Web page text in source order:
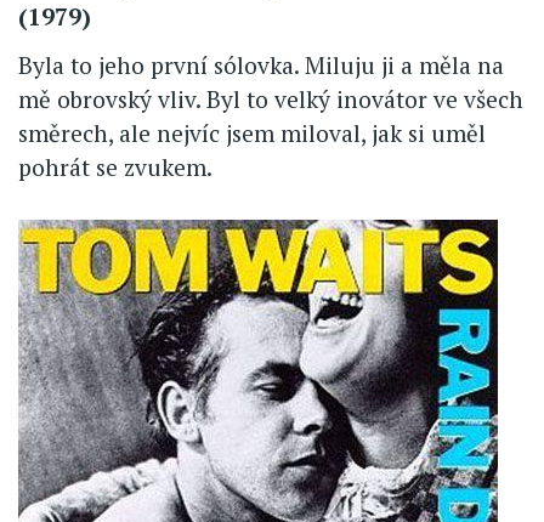
(1979)
Byla to jeho první sólovka. Miluju ji a měla na
mě obrovský vliv. Byl to velký inovátor ve všech
směrech, ale nejvíc jsem miloval, jak si uměl
pohrát se zvukem.